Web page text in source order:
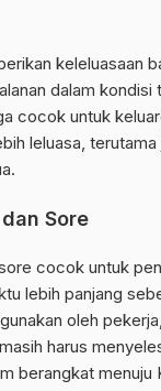
keleluasaan
dalam kondisi
cocok untuk
leluasa,
Sore
cocok untuk
lebih panjang
oleh
harus
berangkat menuju